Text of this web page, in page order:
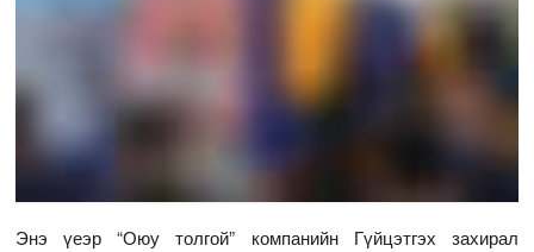
Энэ үеэр “Оюу толгой” компанийн Гүйцэтгэх захирал